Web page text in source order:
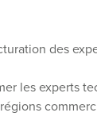
des
les experts